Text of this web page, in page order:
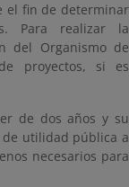
el fin de determinar
Para realizar la
del Organismo de
proyectos, si es
de dos años y su
utilidad pública a
necesarios para